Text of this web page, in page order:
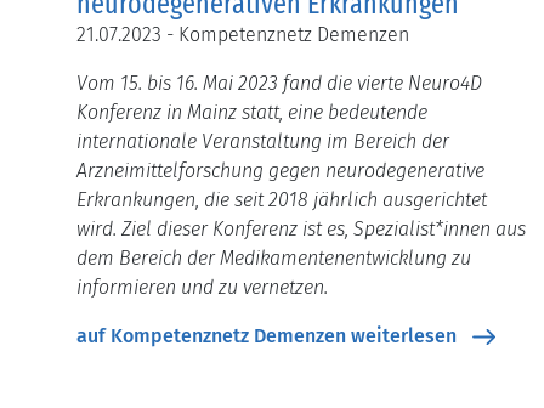
21.07.2023 - Kompetenznetz Demenzen
Vom 15. bis 16. Mai 2023 fand die vierte Neuro4D
Konferenz in Mainz statt, eine bedeutende
internationale Veranstaltung im Bereich der
Arzneimittelforschung gegen neurodegenerative
Erkrankungen, die seit 2018 jährlich ausgerichtet
wird. Ziel dieser Konferenz ist es, Spezialist*innen aus
dem Bereich der Medikamentenentwicklung zu
informieren und zu vernetzen.
auf Kompetenznetz Demenzen weiterlesen